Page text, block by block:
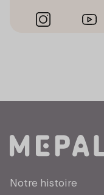
Notre histoire